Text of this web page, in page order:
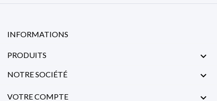
INFORMATIONS
PRODUITS 
NOTRE SOCIÉTÉ 
VOTRE COMPTE 